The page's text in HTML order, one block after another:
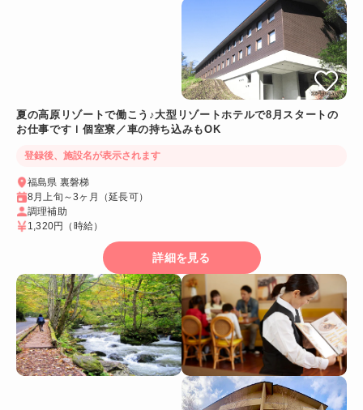
夏の高原リゾートで働こう♪大型リゾートホテルで8月スタートの
お仕事ですｌ個室寮／車の持ち込みもOK
登録後、施設名が表示されます
福島県 裏磐梯
8月上旬～3ヶ月（延長可）
調理補助
1,320円
（時給）
詳細を見る